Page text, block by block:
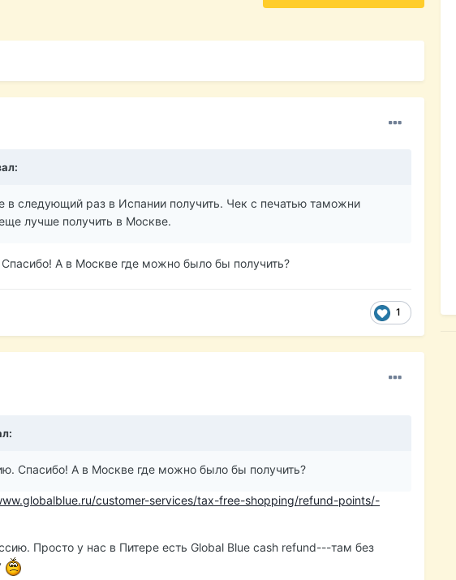
в следующий раз в Испании получить. Чек с печатью таможни
лучше получить в Москве.
А в Москве где можно было бы получить?
1
Спасибо! А в Москве где можно было бы получить?
customer-services/tax-free-shopping/refund-points/-
Просто у нас в Питере есть Global Blue cash refund---там без